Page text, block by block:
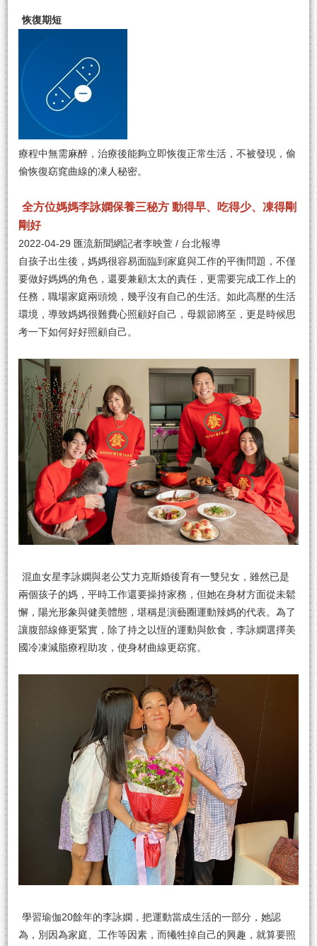
恢復期短
療程中無需⿇醉，治療後能夠立即恢復正常生活，不被發現，偷
偷恢復窈窕曲線的凍人秘密。
全方位媽媽李詠嫻保養三秘方 動得早、吃得少、凍得剛
剛好
2022-04-29 匯流新聞網記者李映萱 / 台北報導
自孩子出生後，媽媽很容易面臨到家庭與工作的平衡問題，不僅
要做好媽媽的角色，還要兼顧太太的責任，更需要完成工作上的
任務，職場家庭兩頭燒，幾乎沒有自己的生活。如此高壓的生活
環境，導致媽媽很難費心照顧好自己，母親節將至，更是時候思
考一下如何好好照顧自己。
混血女星李詠嫻與老公艾力克斯婚後育有一雙兒女，雖然已是
兩個孩子的媽，平時工作還要操持家務，但她在身材方面從未鬆
懈，陽光形象與健美體態，堪稱是演藝圈運動辣媽的代表。為了
讓腹部線條更緊實，除了持之以恆的運動與飲食，李詠嫻選擇美
國冷凍減脂療程助攻，使身材曲線更窈窕。
學習瑜伽20餘年的李詠嫻，把運動當成生活的一部分，她認
為，別因為家庭、工作等因素，而犧牲掉自己的興趣，就算要照